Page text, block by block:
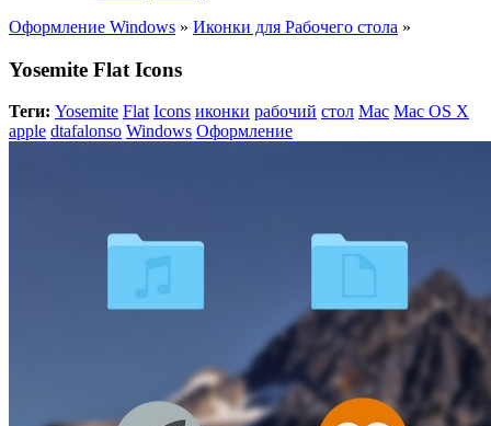
Оформление Windows » Иконки для Рабочего стола »
Yosemite Flat Icons
Теги: Yosemite Flat Icons иконки рабочий стол Mac Mac OS X
apple dtafalonso Windows Оформление